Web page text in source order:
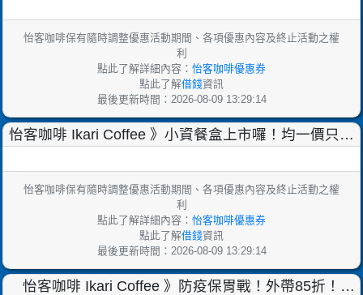
怡客咖啡保有隨時調整優惠活動期間、各項優惠內容及終止活動之權
利
點此了解詳細內容： 怡客咖啡優惠券
點此了解借錢資訊
最後更新時間：2026-08-09 13:29:14
怡客咖啡 Ikari Coffee 》小資餐盒上市囉！均一價只要
怡客咖啡保有隨時調整優惠活動期間、各項優惠內容及終止活動之權
利
點此了解詳細內容： 怡客咖啡優惠券
點此了解借錢資訊
最後更新時間：2026-08-09 13:29:14
怡客咖啡 Ikari Coffee 》防疫保胃戰！外帶85折！